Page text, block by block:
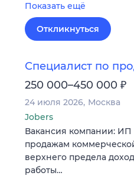
Показать ещё
Откликнуться
Специалист по
250 000–450 000 ₽
24 июля 2026 Москва
Jobers
Вакансия компании:
продажам
верхнего предела
работы…